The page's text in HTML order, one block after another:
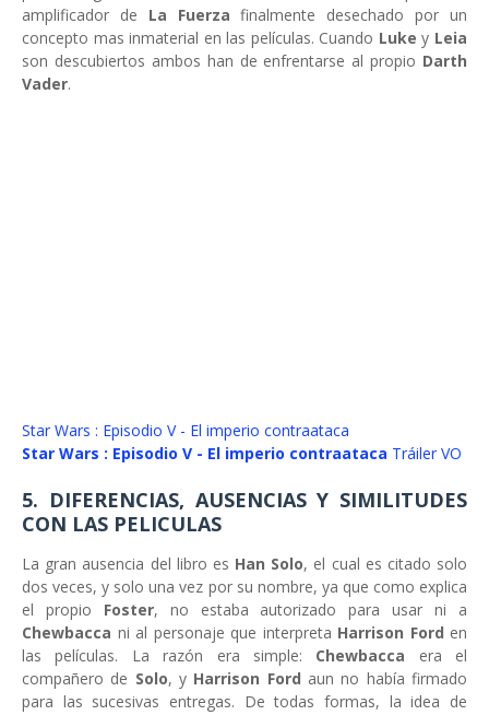
amplificador de La Fuerza finalmente desechado por un
concepto mas inmaterial en las películas. Cuando Lukey Leia
son descubiertos ambos han de enfrentarse al propio Darth
Vader.
Star Wars : Episodio V - El imperio contraataca
Star Wars : Episodio V - El imperio contraataca Tráiler VO
5. DIFERENCIAS, AUSENCIAS Y SIMILITUDES
CON LAS PELICULAS
La gran ausencia del libro es Han Solo, el cual es citado solo
dos veces, y solo una vez por su nombre, ya que como explica
el propio Foster, no estaba autorizado para usar ni a
Chewbacca ni al personaje que interpreta Harrison Ford en
las películas. La razón era simple: Chewbacca era el
compañero de Solo, y Harrison Ford aun no había firmado
para las sucesivas entregas. De todas formas, la idea de